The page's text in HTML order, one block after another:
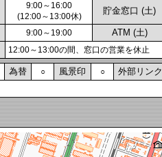
9:00～16:00
(12:00～13:00休)
貯金窓口 (土)
9:00～19:00 ATM (土)
12:00～13:00の間、窓口の営業を休止
為替 ○ 風景印 ○ 外部リンク